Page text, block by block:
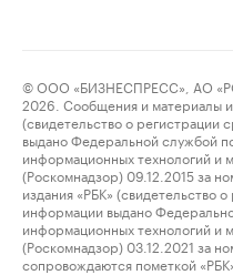
© ООО «БИЗНЕСПРЕСС», АО
2026. Сообщения и материалы
(свидетельство о регистрации
выдано Федеральной службой
информационных технологий и
(Роскомнадзор) 09.12.2015 за
издания «РБК» (свидетельство
информации выдано
информационных технологий и
(Роскомнадзор) 03.12.2021 за
сопровождаются пометкой